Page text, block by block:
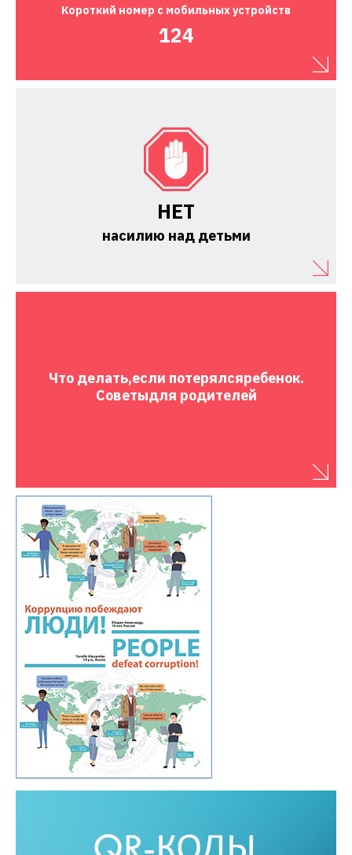
Короткий номер с мобильных устройств
124
НЕТ
насилию над детьми
Что делать,если потерялсяребенок.
Советыдля родителей